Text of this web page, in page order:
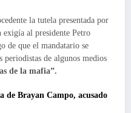
la tutela presentada por
exigía al presidente Petro
de que el mandatario se
de algunos medios
de la mafia”.
de Brayan Campo, acusado